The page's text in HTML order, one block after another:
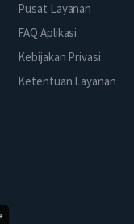
Pusat Layanan
FAQ Aplikasi
Kebijakan Privasi
Ketentuan Layanan